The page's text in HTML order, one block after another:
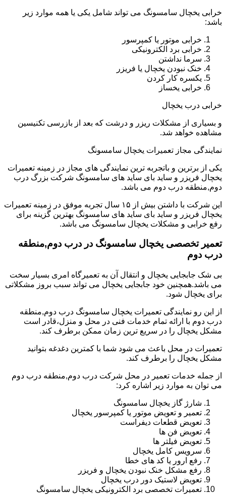
خرابی یخچال سامسونگ می تواند شامل یکی یا همه موارد زیر
باشد:
خرابی موتور یا کمپرسور
خرابی برد الکترونیکی
سرما نداشتن
خنک نبودن یخچال یا فریزر
یکسره کار کردن
خرابی یخساز
خرابی درب یخچال
و بسیاری از مشکلات ریزر و درشت که بعد از بازرسی تکنیسین
مشاهده خواهد شد.
نمایندگی مجاز تعمیرات یخچال سامسونگ
یکی از برترین و باتجربه ترین نمایندگی های مجاز در زمینه تعمیرات
یخچال فریزر و ساید بای ساید های سامسونگ شرکت بزرگ درب
دوم,منطقه درب دوم می باشد.
این شرکت با داشتن بیش از ۱۵ سال تجربه موفق در زمینه تعمیرات
یخچال فریزر و ساید بای ساید های سامسونگ بهترین گزینه برای
رفع خرابی و مشکلات یخچال سامسونگ می باشد.
تعمیر تخصصی یخچال سامسونگ در درب دوم,منطقه
درب دوم
بی شک جابجایی یخچال و انتقال آن به تعمیرگاه امری بسیار سخت
می باشد.همچنین خود جابجایی یخچال می تواند سبب بروز مشکلاتی
برای یخچال شود.
از این رو نمایندگی تعمیرات یخچال سامسونگ درب دوم,منطقه
درب دوم با ارائه تمام خدمات فنی در محل و منزل،قادر است
مشکل یخچال را در سریع ترین زمان ممکن برطرف کند.
تعمیرات در محل باعث می شود شما با کمترین دغدغه بتوانید
مشکل یخچال را برطرف کند.
از جمله خدمات تعمیر در محل شرکت درب دوم,منطقه درب دوم
می توان به موارد زیر اشاره کرد:
شارژ گاز یخچال سامسونگ
تعمیر و تعویض موتور یا کمپرسور یخچال
تعویض قطعات دیفراست
تعویض فن ها
تعویض فیلتر ها
سرویس کامل یخچال
رفع ارور یا کد های خطا
رفع مشکل خنک نبودن یخچال و فریزر
تعویض لاستیک دور درب یخچال
تعمیرات تخصصی برد الکترونیکی یخچال سامسونگ